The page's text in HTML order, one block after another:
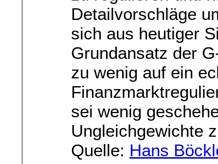
Detailvorschläge
sich aus heutiger
Grundansatz der
zu wenig auf ein
sei wenig
Ungleichgewichte
Quelle: Hans